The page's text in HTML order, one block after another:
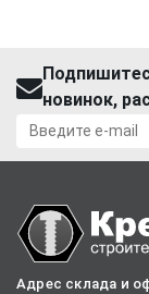
новинок,
Адрес склада и